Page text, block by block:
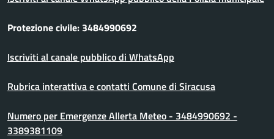
Protezione civile: 3484990692
Iscriviti al canale pubblico di WhatsApp
Rubrica interattiva e contatti Comune di Siracusa
Numero per Emergenze Allerta Meteo - 3484990692 -
3389381109